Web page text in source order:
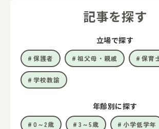
記事を探す
立場で探す
保護者 祖父母・親戚 保育
学校教諭
年齢別に探す
0～2歳 3～5歳 小学低学年